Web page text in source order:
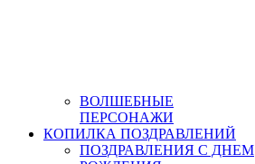
ВОЛШЕБНЫЕ
ПЕРСОНАЖИ
КОПИЛКА ПОЗДРАВЛЕНИЙ
ПОЗДРАВЛЕНИЯ С ДНЕМ